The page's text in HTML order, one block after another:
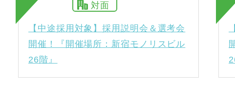
対面
【中途採用対象】採用説明会＆選考会
開催！『開催場所：新宿モノリスビル
26階』